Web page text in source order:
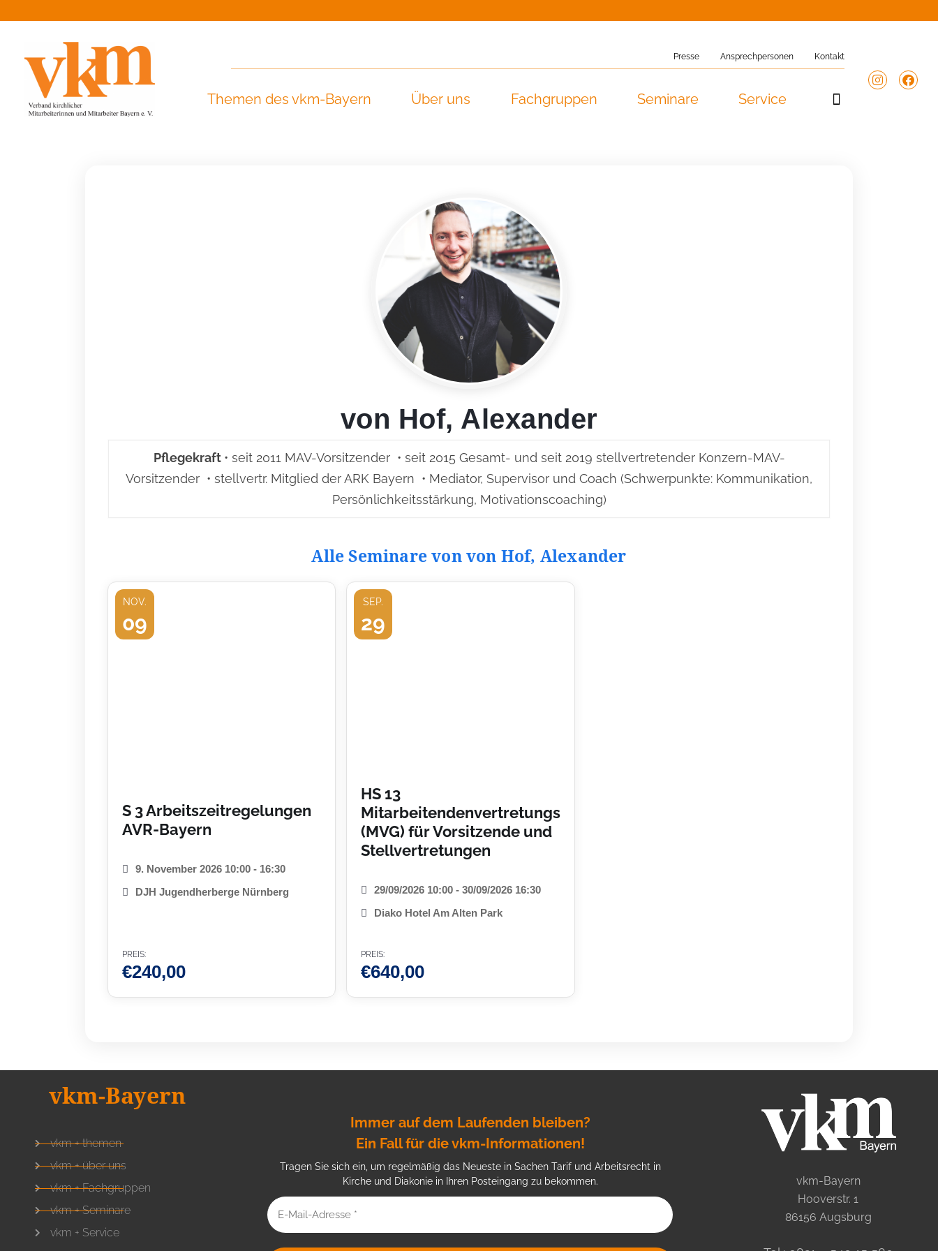
Presse Ansprechpersonen Kontakt
Themen des vkm-Bayern Über uns Fachgruppen Seminare Service
von Hof, Alexander
Pflegekraft • seit 2011 MAV-Vorsitzender • seit 2015 Gesamt- und seit 2019 stellvertretender Konzern-MAV-
Vorsitzender • stellvertr. Mitglied der ARK Bayern • Mediator, Supervisor und Coach (Schwerpunkte: Kommunikation,
Persönlichkeitsstärkung, Motivationscoaching)
Alle Seminare von von Hof, Alexander
NOV.
09
S 3 Arbeitszeitregelungen
AVR-Bayern
9. November 2026 10:00 - 16:30
DJH Jugendherberge Nürnberg
PREIS:
€240,00
SEP.
29
HS 13
Mitarbeitendenvertretungsrecht
(MVG) für Vorsitzende und
Stellvertretungen
29/09/2026 10:00 - 30/09/2026 16:30
Diako Hotel Am Alten Park
PREIS:
€640,00
vkm-Bayern
vkm + themen
vkm + über uns
vkm + Fachgruppen
vkm + Seminare
vkm + Service
Immer auf dem Laufenden bleiben?
Ein Fall für die vkm-Informationen!
Tragen Sie sich ein, um regelmäßig das Neueste in Sachen Tarif und Arbeitsrecht in
Kirche und Diakonie in Ihren Posteingang zu bekommen.
vkm-Bayern
Hooverstr. 1
86156 Augsburg